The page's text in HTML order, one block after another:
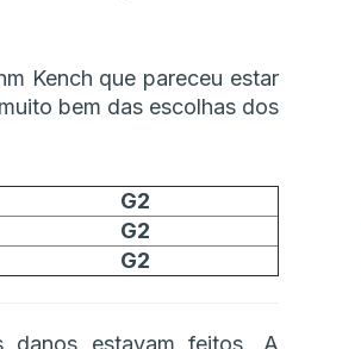
Kench que pareceu estar
bem das escolhas dos
G2
G2
G2